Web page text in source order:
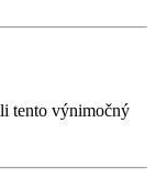
tento výnimočný